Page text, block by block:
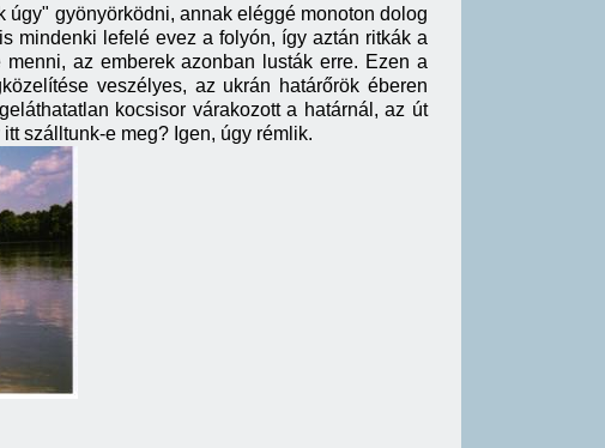
úgy" gyönyörködni, annak eléggé monoton dolog
mindenki lefelé evez a folyón, így aztán ritkák a
az emberek azonban lusták erre. Ezen a
veszélyes, az ukrán határőrök éberen
kocsisor várakozott a határnál, az út
szálltunk-e meg? Igen, úgy rémlik.